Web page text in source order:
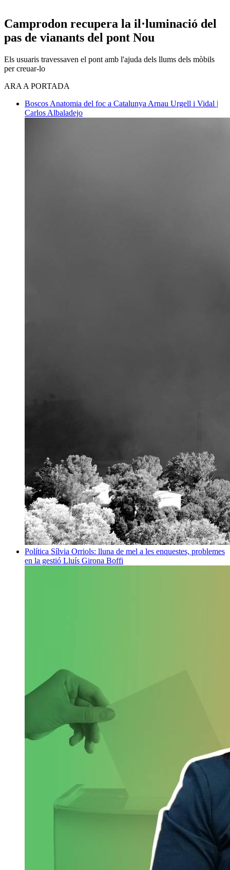
Camprodon recupera la il·luminació del
pas de vianants del pont Nou
Els usuaris travessaven el pont amb l'ajuda dels llums dels mòbils
per creuar-lo
ARA A PORTADA
Boscos Anatomia del foc a Catalunya Arnau Urgell i Vidal |
Carlos Albaladejo
Política Sílvia Orriols: lluna de mel a les enquestes, problemes
en la gestió Lluís Girona Boffi